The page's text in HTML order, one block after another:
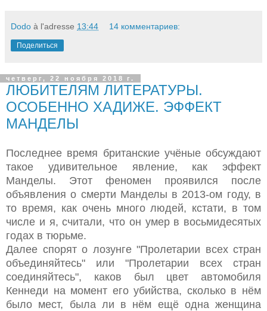
Dodo à l'adresse 13:44 14 комментариев:
Поделиться
четверг, 22 ноября 2018 г.
ЛЮБИТЕЛЯМ ЛИТЕРАТУРЫ.
ОСОБЕННО ХАДИЖЕ. ЭФФЕКТ
МАНДЕЛЫ
Последнее время британские учёные обсуждают
такое удивительное явление, как эффект
Манделы. Этот феномен проявился после
объявления о смерти Манделы в 2013-ом году, в
то время, как очень много людей, кстати, в том
числе и я, считали, что он умер в восьмидесятых
годах в тюрьме.
Далее спорят о лозунге "Пролетарии всех стран
объединяйтесь" или "Пролетарии всех стран
соединяйтесь", каков был цвет автомобиля
Кеннеди на момент его убийства, сколько в нём
было мест, была ли в нём ещё одна женщина